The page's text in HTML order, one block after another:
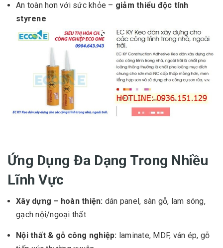
An toàn hơn với sức khỏe – giảm thiểu độc tính
styrene
Ứng Dụng Đa Dạng Trong Nhiều
Lĩnh Vực
Xây dựng – hoàn thiện: dán panel, sàn gỗ, lam sóng,
gạch nội/ngoại thất
Nội thất & gỗ công nghiệp: laminate, MDF, ván ép, gỗ